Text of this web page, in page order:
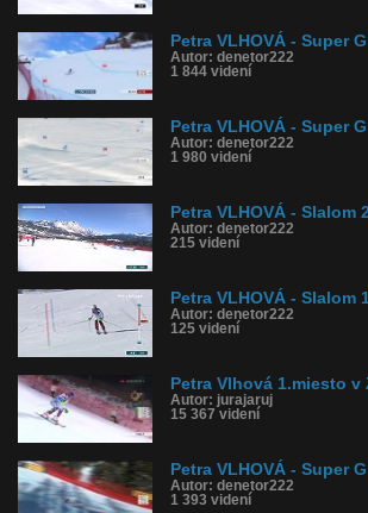
Petra VLHOVÁ - Super
Autor: denetor222
1 844 videní
Petra VLHOVÁ - Super
Autor: denetor222
1 980 videní
Petra VLHOVÁ - Slalom
Autor: denetor222
215 videní
Petra VLHOVÁ - Slalom
Autor: denetor222
125 videní
Petra Vlhová 1.miesto v
Autor: jurajaruj
15 367 videní
Petra VLHOVÁ - Super
Autor: denetor222
1 393 videní